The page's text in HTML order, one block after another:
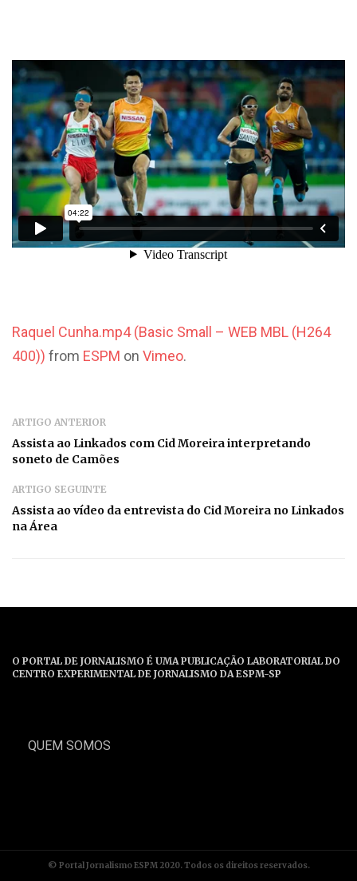
Raquel Cunha.mp4 (Basic Small – WEB MBL (H264
400)) from ESPM on Vimeo.
ARTIGO ANTERIOR
Assista ao Linkados com Cid Moreira interpretando
soneto de Camões
ARTIGO SEGUINTE
Assista ao vídeo da entrevista do Cid Moreira no Linkados
na Área
O PORTAL DE JORNALISMO É UMA PUBLICAÇÃO LABORATORIAL DO
CENTRO EXPERIMENTAL DE JORNALISMO DA ESPM-SP
QUEM SOMOS
© Portal Jornalismo ESPM 2020. Todos os direitos reservados.